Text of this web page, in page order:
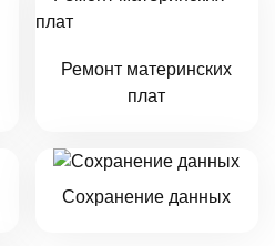
Ремонт материнских
плат
Сохранение данных